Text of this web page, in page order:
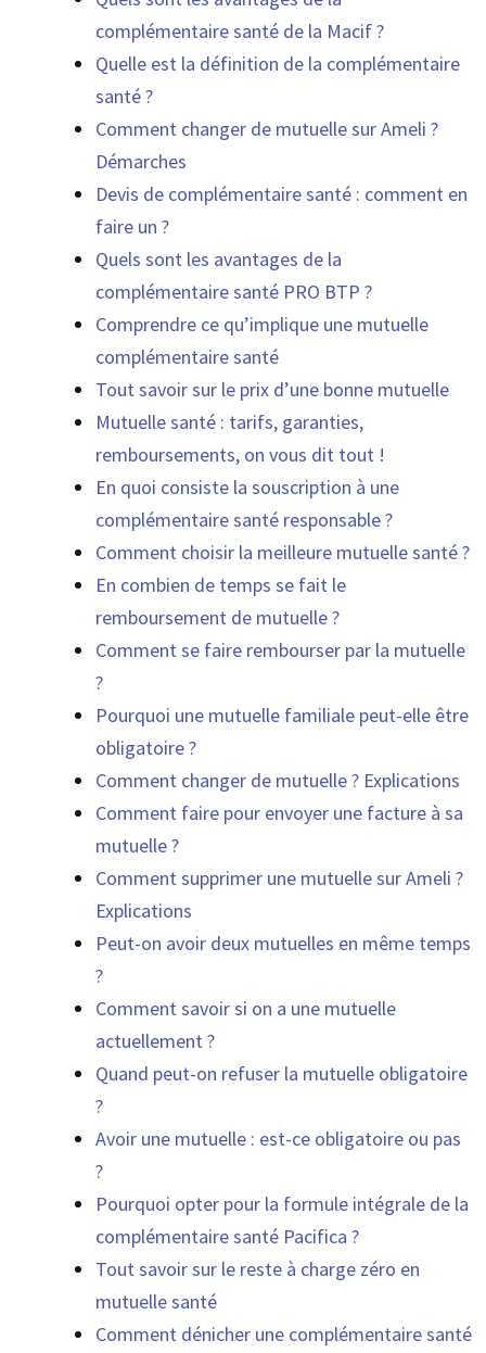
complémentaire santé de la Macif ?
Quelle est la définition de la complémentaire
santé ?
Comment changer de mutuelle sur Ameli ?
Démarches
Devis de complémentaire santé : comment en
faire un ?
Quels sont les avantages de la
complémentaire santé PRO BTP ?
Comprendre ce qu’implique une mutuelle
complémentaire santé
Tout savoir sur le prix d’une bonne mutuelle
Mutuelle santé : tarifs, garanties,
remboursements, on vous dit tout !
En quoi consiste la souscription à une
complémentaire santé responsable ?
Comment choisir la meilleure mutuelle santé ?
En combien de temps se fait le
remboursement de mutuelle ?
Comment se faire rembourser par la mutuelle
?
Pourquoi une mutuelle familiale peut-elle être
obligatoire ?
Comment changer de mutuelle ? Explications
Comment faire pour envoyer une facture à sa
mutuelle ?
Comment supprimer une mutuelle sur Ameli ?
Explications
Peut-on avoir deux mutuelles en même temps
?
Comment savoir si on a une mutuelle
actuellement ?
Quand peut-on refuser la mutuelle obligatoire
?
Avoir une mutuelle : est-ce obligatoire ou pas
?
Pourquoi opter pour la formule intégrale de la
complémentaire santé Pacifica ?
Tout savoir sur le reste à charge zéro en
mutuelle santé
Comment dénicher une complémentaire santé